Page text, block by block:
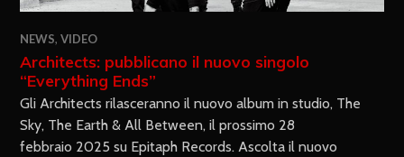
NEWS,VIDEO
Architects: pubblicano il nuovo singolo
“Everything Ends”
Gli Architects rilasceranno il nuovo album in studio, The
Sky, The Earth & All Between, il prossimo 28
febbraio 2025 su Epitaph Records. Ascolta il nuovo